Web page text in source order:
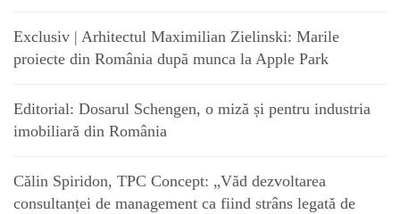
Exclusiv | Arhitectul Maximilian Zielinski: Marile
proiecte din România după munca la Apple Park
Editorial: Dosarul Schengen, o miză și pentru industria
imobiliară din România
Călin Spiridon, TPC Concept: „Văd dezvoltarea
consultanței de management ca fiind strâns legată de